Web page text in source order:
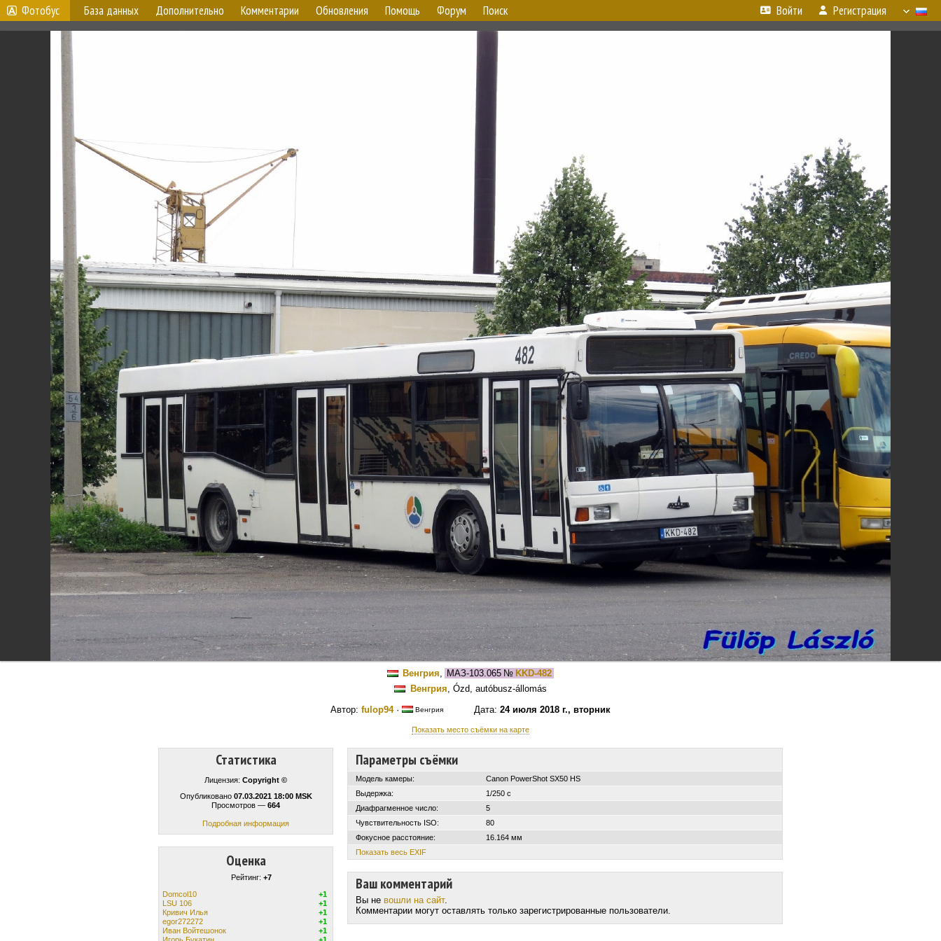
Фотобус База данных Дополнительно Комментарии Обновления Помощь Форум Поиск Войти Регистрация
Венгрия, МАЗ-103.065 № KKD-482
Венгрия, Ózd, autóbusz-állomás
Автор: fulop94· Венгрия Дата: 24 июля 2018 г., вторник
Показать место съёмки на карте
Статистика
Лицензия: Copyright ©
Опубликовано 07.03.2021 18:00 MSK
Просмотров — 664
Подробная информация
Оценка
Рейтинг: +7
Domcol10
+1
LSU 106
+1
Кривич Илья
+1
egor272272
+1
Иван Войтешонок
+1
Игорь Букатин
+1
Параметры съёмки
Модель камеры:
Canon PowerShot SX50 HS
Выдержка:
1/250 с
Диафрагменное число:
5
Чувствительность ISO:
80
Фокусное расстояние:
16.164 мм
Показать весь EXIF
Ваш комментарий
Вы не вошли на сайт.
Комментарии могут оставлять только зарегистрированные пользователи.